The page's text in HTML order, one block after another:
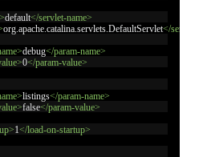
default</servlet-name>
org.apache.catalina.servlets.DefaultServlet</servlet-
debug</param-name>
0</param-value>
listings</param-name>
false</param-value>
1</load-on-startup>